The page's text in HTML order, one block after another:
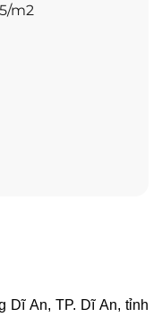
m2
Dĩ An, TP. Dĩ An, tỉnh